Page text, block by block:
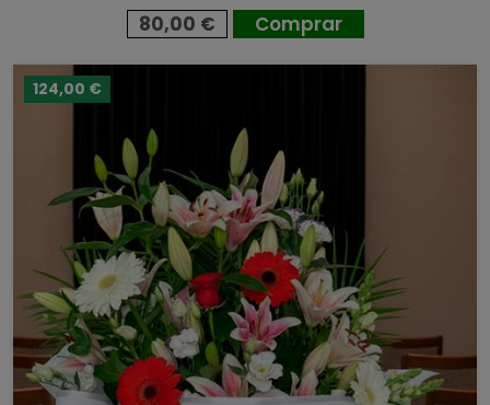
80,00 € Comprar
124,00 €